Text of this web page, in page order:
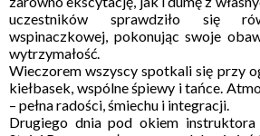
uczestników sprawdziło się
wspinaczkowej, pokonując swoje
wytrzymałość.
Wieczorem wszyscy spotkali się przy
kiełbasek, wspólne śpiewy i tańce.
– pełna radości, śmiechu i integracji.
Drugiego dnia pod okiem